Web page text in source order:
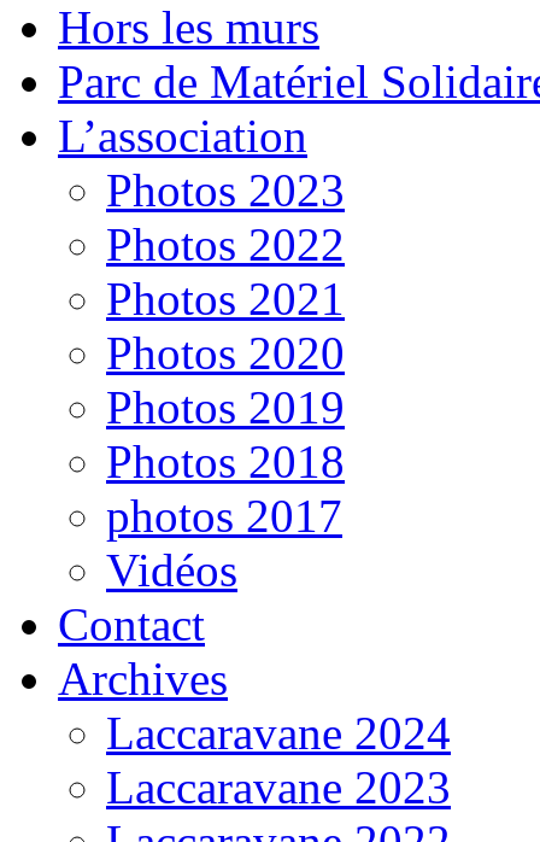
Hors les murs
Parc de Matériel
L’association
Photos 2023
Photos 2022
Photos 2021
Photos 2020
Photos 2019
Photos 2018
photos 2017
Vidéos
Contact
Archives
Laccaravane 2024
Laccaravane 2023